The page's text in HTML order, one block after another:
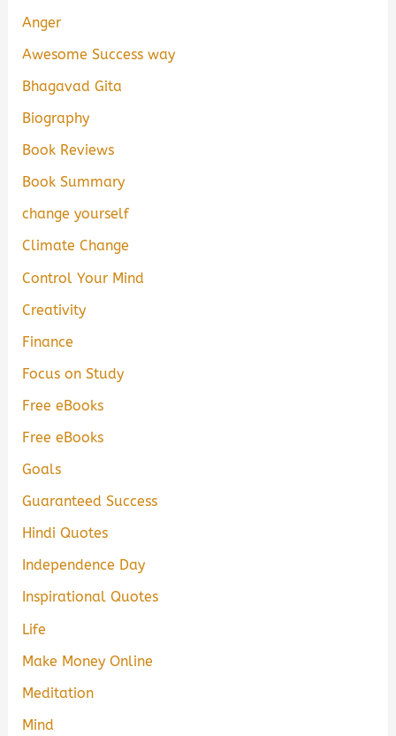
Anger
Awesome Success way
Bhagavad Gita
Biography
Book Reviews
Book Summary
change yourself
Climate Change
Control Your Mind
Creativity
Finance
Focus on Study
Free eBooks
Free eBooks
Goals
Guaranteed Success
Hindi Quotes
Independence Day
Inspirational Quotes
Life
Make Money Online
Meditation
Mind